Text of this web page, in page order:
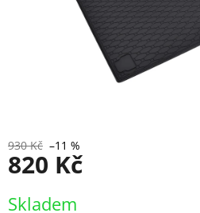
930 Kč –11 %
820 Kč
cena:
Skladem